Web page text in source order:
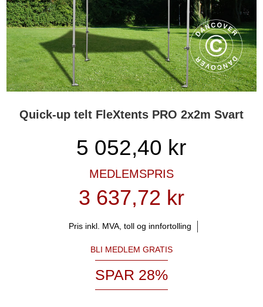
Quick-up telt FleXtents PRO 2x2m Svart
5 052,40 kr
MEDLEMSPRIS
3 637,72 kr
Pris inkl. MVA, toll og innfortolling
BLI MEDLEM GRATIS
SPAR 28%